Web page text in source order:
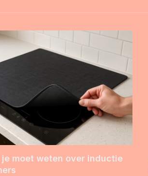
moet weten over inductie